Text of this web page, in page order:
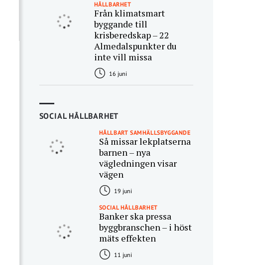
HÅLLBARHET
Från klimatsmart
byggande till
krisberedskap – 22
Almedalspunkter du
inte vill missa
16 juni
SOCIAL HÅLLBARHET
HÅLLBART SAMHÄLLSBYGGANDE
Så missar lekplatserna
barnen – nya
vägledningen visar
vägen
19 juni
SOCIAL HÅLLBARHET
Banker ska pressa
byggbranschen – i höst
mäts effekten
11 juni